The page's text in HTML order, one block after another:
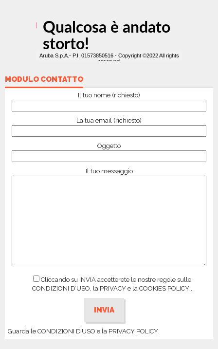
MODULO CONTATTO
Il tuo nome (richiesto)
La tua email (richiesto)
Oggetto
Il tuo messaggio
Cliccando su INVIA accetterete le nostre regole sulle
CONDIZIONI D’USO, la PRIVACY e la COOKIES POLICY .
Guarda le CONDIZIONI D’USO e la PRIVACY POLICY